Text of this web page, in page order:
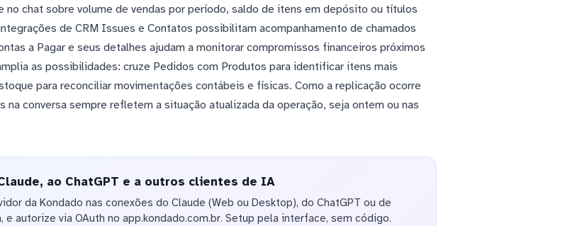
chat sobre volume de vendas por período, saldo de itens em depósito ou títulos
de CRM Issues e Contatos possibilitam acompanhamento de chamados
a Pagar e seus detalhes ajudam a monitorar compromissos financeiros próximos
as possibilidades: cruze Pedidos com Produtos para identificar itens mais
para reconciliar movimentações contábeis e físicas. Como a replicação ocorre
conversa sempre refletem a situação atualizada da operação, seja ontem ou nas
ao ChatGPT e a outros clientes de IA
da Kondado nas conexões do Claude (Web ou Desktop), do ChatGPT ou de
autorize via OAuth no app.kondado.com.br. Setup pela interface, sem código.